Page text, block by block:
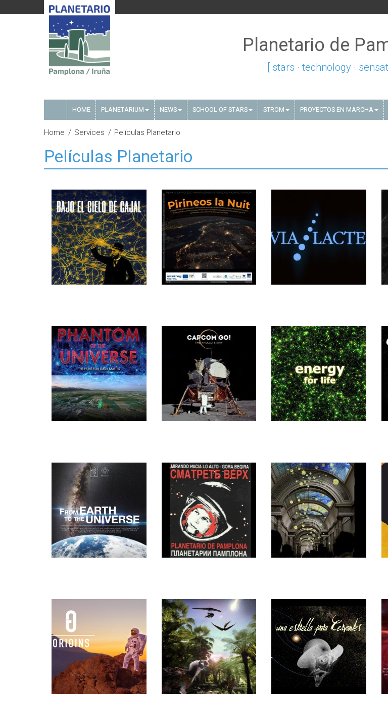
Planetario de
[ stars · technology ·
HOME PLANETARIUM NEWS SCHOOL OF STARS STROM PROYECTOS EN MARCHA
Home Services Películas Planetario
Películas Planetario